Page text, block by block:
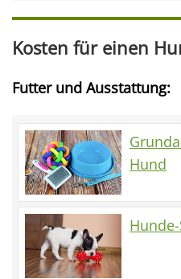
Kosten für einen
Futter und Ausstattung:
Hund